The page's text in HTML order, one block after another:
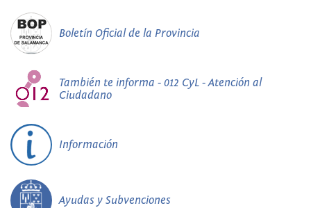
Boletín Oficial de la Provincia
También te informa - 012 CyL - Atención al
Ciudadano
Información
Ayudas y Subvenciones